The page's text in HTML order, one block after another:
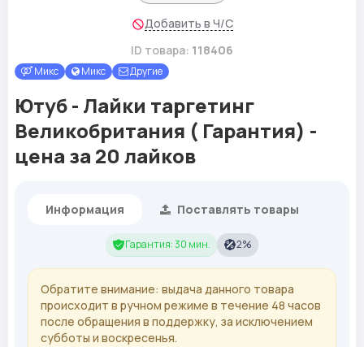
Добавить в Ч/С
ID товара: 118406
Микс Микс Другие
Ютуб - Лайки таргетинг
Великобритания ( Гарантия) -
цена за 20 лайков
Информация Поставлять товары
Гарантия: 30 мин. 2%
Обратите внимание: выдача данного товара
происходит в ручном режиме в течение 48 часов
после обращения в поддержку, за исключением
субботы и воскресенья.